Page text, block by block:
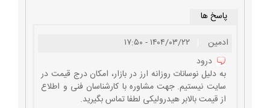
پاسخ ها
ادمین
۱۴۰۴/۰۳/۲۲ - ۱۷:۵۰
درود
به دلیل نوسانات روزانه ارز در بازار، امکان درج قیمت در
سایت نیستیم. جهت مشاوره با کارشناسان فنی و اطلاع
از قیمت بالابر هیدرولیکی لطفا تماس بگیرید.